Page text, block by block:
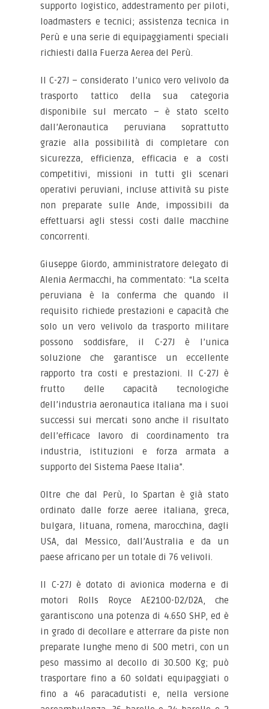
supporto logistico, addestramento per piloti,
loadmasters e tecnici; assistenza tecnica in
Perù e una serie di equipaggiamenti speciali
richiesti dalla Fuerza Aerea del Perù.
Il C-27J – considerato l’unico vero velivolo da
trasporto tattico della sua categoria
disponibile sul mercato – è stato scelto
dall’Aeronautica peruviana soprattutto
grazie alla possibilità di completare con
sicurezza, efficienza, efficacia e a costi
competitivi, missioni in tutti gli scenari
operativi peruviani, incluse attività su piste
non preparate sulle Ande, impossibili da
effettuarsi agli stessi costi dalle macchine
concorrenti.
Giuseppe Giordo, amministratore delegato di
Alenia Aermacchi, ha commentato: “La scelta
peruviana è la conferma che quando il
requisito richiede prestazioni e capacità che
solo un vero velivolo da trasporto militare
possono soddisfare, il C-27J è l’unica
soluzione che garantisce un eccellente
rapporto tra costi e prestazioni. Il C-27J è
frutto delle capacità tecnologiche
dell’industria aeronautica italiana ma i suoi
successi sui mercati sono anche il risultato
dell’efficace lavoro di coordinamento tra
industria, istituzioni e forza armata a
supporto del Sistema Paese Italia”.
Oltre che dal Perù, lo Spartan è già stato
ordinato dalle forze aeree italiana, greca,
bulgara, lituana, romena, marocchina, dagli
USA, dal Messico, dall’Australia e da un
paese africano per un totale di 76 velivoli.
Il C-27J è dotato di avionica moderna e di
motori Rolls Royce AE2100-D2/D2A, che
garantiscono una potenza di 4.650 SHP, ed è
in grado di decollare e atterrare da piste non
preparate lunghe meno di 500 metri, con un
peso massimo al decollo di 30.500 Kg; può
trasportare fino a 60 soldati equipaggiati o
fino a 46 paracadutisti e, nella versione